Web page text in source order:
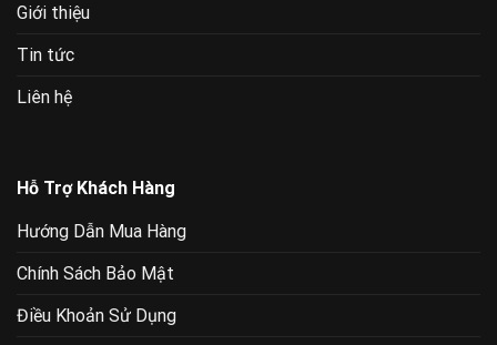
Giới thiệu
Tin tức
Liên hệ
Hỗ Trợ Khách Hàng
Hướng Dẫn Mua Hàng
Chính Sách Bảo Mật
Điều Khoản Sử Dụng